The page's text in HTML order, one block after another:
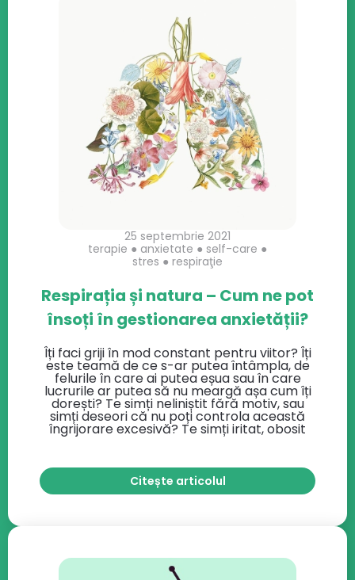
25 septembrie 2021
terapie ● anxietate ● self-care ●
stres ● respiraţie
Respirația și natura – Cum ne pot
însoți în gestionarea anxietății?
Îți faci griji în mod constant pentru viitor? Îți
este teamă de ce s-ar putea întâmpla, de
felurile în care ai putea eșua sau în care
lucrurile ar putea să nu meargă așa cum îți
dorești? Te simți neliniștit fără motiv, sau
simți deseori că nu poți controla această
îngrijorare excesivă? Te simți iritat, obosit
Citește articolul